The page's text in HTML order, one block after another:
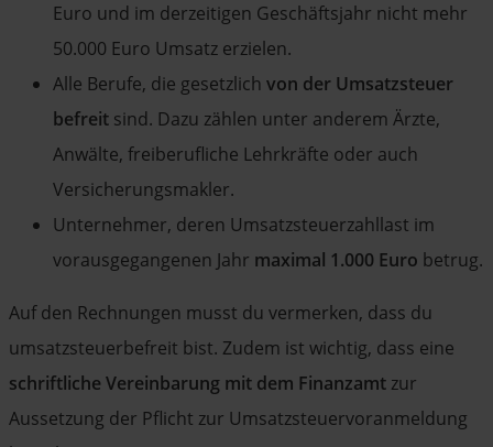
Euro und im derzeitigen Geschäftsjahr nicht mehr
50.000 Euro Umsatz erzielen.
Alle Berufe, die gesetzlich von der Umsatzsteuer
befreit sind. Dazu zählen unter anderem Ärzte,
Anwälte, freiberufliche Lehrkräfte oder auch
Versicherungsmakler.
Unternehmer, deren Umsatzsteuerzahllast im
vorausgegangenen Jahr maximal 1.000 Euro betrug.
Auf den Rechnungen musst du vermerken, dass du
umsatzsteuerbefreit bist. Zudem ist wichtig, dass eine
schriftliche Vereinbarung mit dem Finanzamt zur
Aussetzung der Pflicht zur Umsatzsteuervoranmeldung